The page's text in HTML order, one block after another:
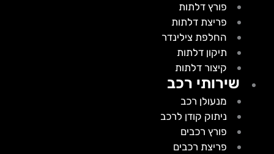
פורץ דלתות
פריצת דלתות
החלפת צילינדר
תיקון דלתות
קיצור דלתות
שירותי רכב
מנעולן רכב
ניתוק קודן לרכב
פורץ רכבים
פריצת רכבים